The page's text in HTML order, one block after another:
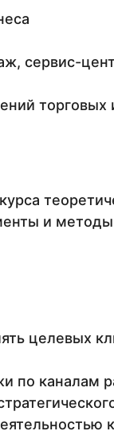
сервис-
и
целевых
по каналам